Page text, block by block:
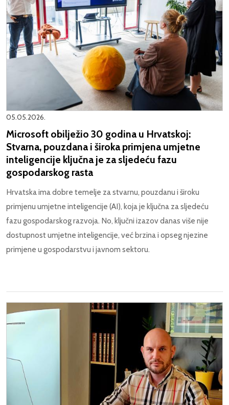
05.05.2026.
Microsoft obilježio 30 godina u Hrvatskoj:
Stvarna, pouzdana i široka primjena umjetne
inteligencije ključna je za sljedeću fazu
gospodarskog rasta
Hrvatska ima dobre temelje za stvarnu, pouzdanu i široku
primjenu umjetne inteligencije (AI), koja je ključna za sljedeću
fazu gospodarskog razvoja. No, ključni izazov danas više nije
dostupnost umjetne inteligencije, već brzina i opseg njezine
primjene u gospodarstvu i javnom sektoru.